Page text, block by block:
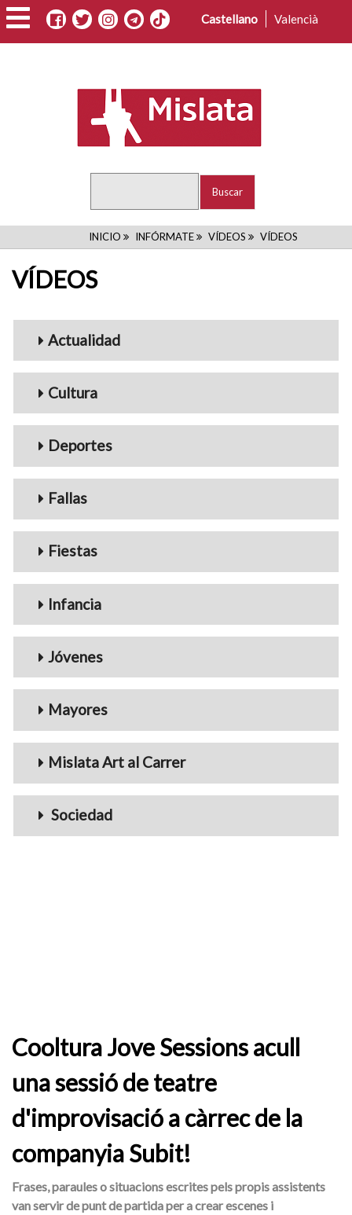
Pasar
al
contenido
Castellano Valencià
RUTA
INICIO INFÓRMATE VÍDEOS VÍDEOS
VÍDEOS
Menu_Videos
Actualidad
Cultura
Deportes
Fallas
Fiestas
Infancia
Jóvenes
Mayores
Mislata Art al Carrer
Sociedad
Cooltura Jove Sessions acull
una sessió de teatre
d'improvisació a càrrec de la
companyia Subit!
Frases, paraules o situacions escrites pels propis assistents
van servir de punt de partida per a crear escenes i